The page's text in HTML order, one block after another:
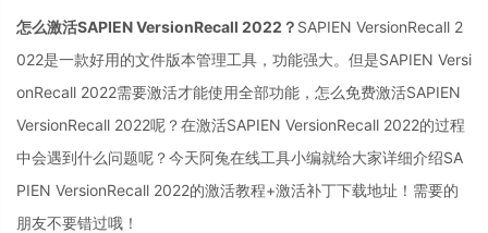
怎么激活SAPIEN VersionRecall 2022？ SAPIEN VersionRecall 2
022是一款好用的文件版本管理工具，功能强大。但是SAPIEN Versi
onRecall 2022需要激活才能使用全部功能，怎么免费激活SAPIEN
VersionRecall 2022呢？在激活SAPIEN VersionRecall 2022的过程
中会遇到什么问题呢？今天阿兔在线工具小编就给大家详细介绍SA
PIEN VersionRecall 2022的激活教程+激活补丁下载地址！需要的
朋友不要错过哦！